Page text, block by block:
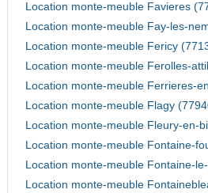
Location monte-meuble Favieres
Location monte-meuble Fay-les-
Location monte-meuble Fericy
Location monte-meuble Ferolles-
Location monte-meuble Ferrieres-
Location monte-meuble Flagy
Location monte-meuble Fleury-en-
Location monte-meuble Fontaine-
Location monte-meuble Fontaine-
Location monte-meuble